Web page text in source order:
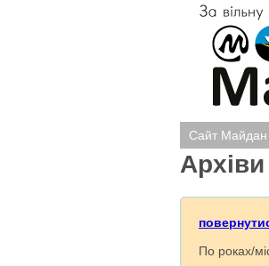
Сайт Майдан
По роках/